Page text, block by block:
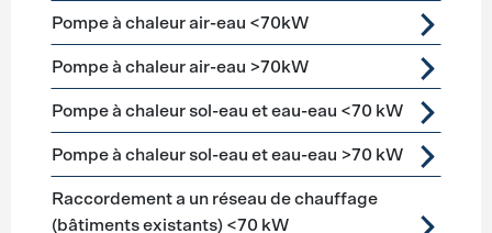
Pompe à chaleur air-eau <70kW
Pompe à chaleur air-eau >70kW
Pompe à chaleur sol-eau et eau-eau <70 kW
Pompe à chaleur sol-eau et eau-eau >70 kW
Raccordement a un réseau de chauffage
(bâtiments existants) <70 kW